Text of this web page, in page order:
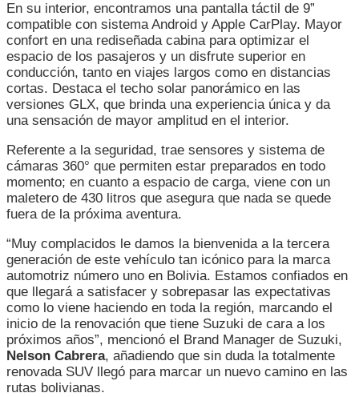
En su interior, encontramos una pantalla táctil de 9”
compatible con sistema Android y Apple CarPlay. Mayor
confort en una rediseñada cabina para optimizar el
espacio de los pasajeros y un disfrute superior en
conducción, tanto en viajes largos como en distancias
cortas. Destaca el techo solar panorámico en las
versiones GLX, que brinda una experiencia única y da
una sensación de mayor amplitud en el interior.
Referente a la seguridad, trae sensores y sistema de
cámaras 360° que permiten estar preparados en todo
momento; en cuanto a espacio de carga, viene con un
maletero de 430 litros que asegura que nada se quede
fuera de la próxima aventura.
“Muy complacidos le damos la bienvenida a la tercera
generación de este vehículo tan icónico para la marca
automotriz número uno en Bolivia. Estamos confiados en
que llegará a satisfacer y sobrepasar las expectativas
como lo viene haciendo en toda la región, marcando el
inicio de la renovación que tiene Suzuki de cara a los
próximos años”, mencionó el Brand Manager de Suzuki,
Nelson Cabrera, añadiendo que sin duda la totalmente
renovada SUV llegó para marcar un nuevo camino en las
rutas bolivianas.